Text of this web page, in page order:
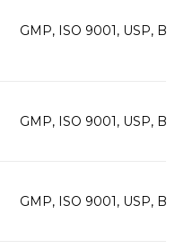
GMP, ISO 9001, USP,
GMP, ISO 9001, USP,
GMP, ISO 9001, USP,